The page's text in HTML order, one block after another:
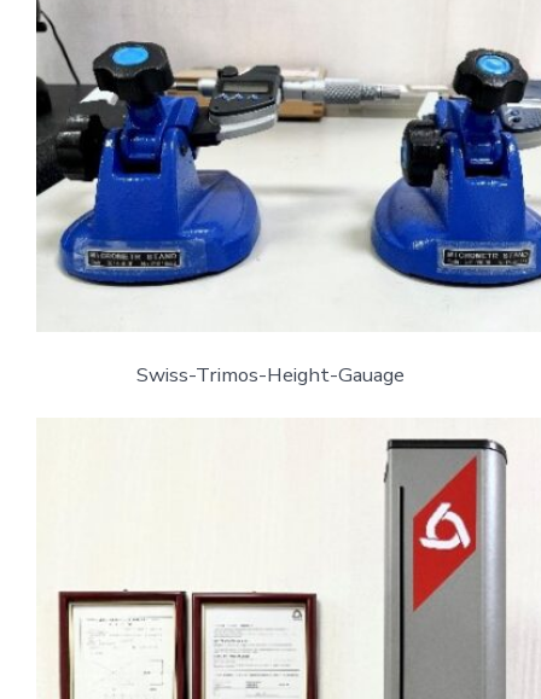
Swiss-Trimos-Height-Gauage